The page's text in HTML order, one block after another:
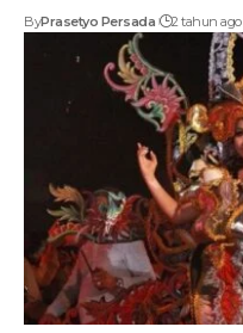
ByPrasetyo Persada 2 tahun ago